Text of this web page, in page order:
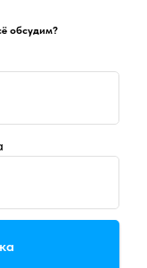
обсудим?